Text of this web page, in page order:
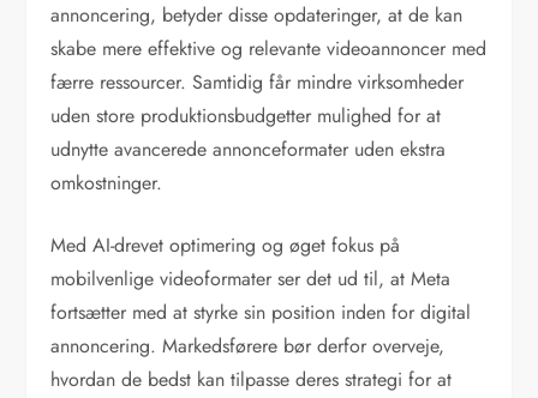
annoncering, betyder disse opdateringer, at de kan
skabe mere effektive og relevante videoannoncer med
færre ressourcer. Samtidig får mindre virksomheder
uden store produktionsbudgetter mulighed for at
udnytte avancerede annonceformater uden ekstra
omkostninger.
Med AI-drevet optimering og øget fokus på
mobilvenlige videoformater ser det ud til, at Meta
fortsætter med at styrke sin position inden for digital
annoncering. Markedsførere bør derfor overveje,
hvordan de bedst kan tilpasse deres strategi for at